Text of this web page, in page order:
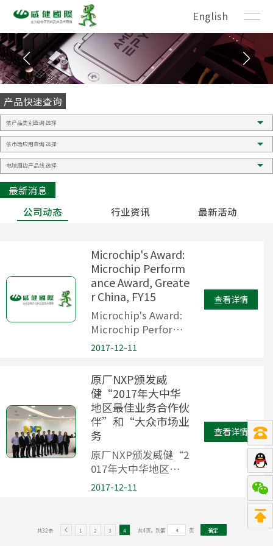
English
产品快速查询
最新消息
公司动态
行业资讯 最新活动
Microchip's Award:
Microchip Perform
ance Award, Greate
r China, FY15
Microchip's Award:
Microchip Performa
nce Award, Greater
2017-12-11
查看详情
原厂NXP颁发威
健“2017年大中华
地区最佳业务合作伙
伴”和“大众市场业
务
原厂NXP颁发威健“2
017年大中华地区最
佳业务合作伙
2017-12-11
查看详情
共32条 1 2 3 4 共4页，到第 页 确定